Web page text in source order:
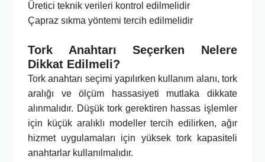
Üretici teknik verileri kontrol edilmelidir
Çapraz sıkma yöntemi tercih edilmelidir
Tork Anahtarı Seçerken Nelere
Dikkat Edilmeli?
Tork anahtarı seçimi yapılırken kullanım alanı, tork
aralığı ve ölçüm hassasiyeti mutlaka dikkate
alınmalıdır. Düşük tork gerektiren hassas işlemler
için küçük aralıklı modeller tercih edilirken, ağır
hizmet uygulamaları için yüksek tork kapasiteli
anahtarlar kullanılmalıdır.